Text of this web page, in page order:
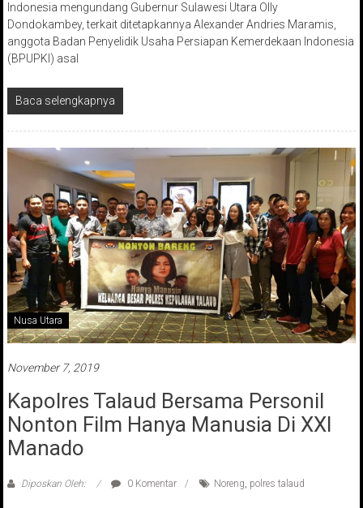
Indonesia mengundang Gubernur Sulawesi Utara Olly
Dondokambey, terkait ditetapkannya Alexander Andries Maramis,
anggota Badan Penyelidik Usaha Persiapan Kemerdekaan Indonesia
(BPUPKI) asal
Baca selengkapnya
Nusa Utara
November 7, 2019
Kapolres Talaud Bersama Personil
Nonton Film Hanya Manusia Di XXI
Manado
Diposkan Oleh: 0 Komentar Noreng, polres talaud